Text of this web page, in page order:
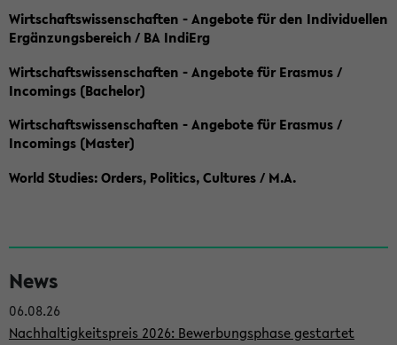
Wirtschaftswissenschaften - Angebote für den Individuellen
Ergänzungsbereich / BA IndiErg
Wirtschaftswissenschaften - Angebote für Erasmus /
Incomings (Bachelor)
Wirtschaftswissenschaften - Angebote für Erasmus /
Incomings (Master)
World Studies: Orders, Politics, Cultures / M.A.
e
i
News
06.08.26
Nachhaltigkeitspreis 2026: Bewerbungsphase gestartet